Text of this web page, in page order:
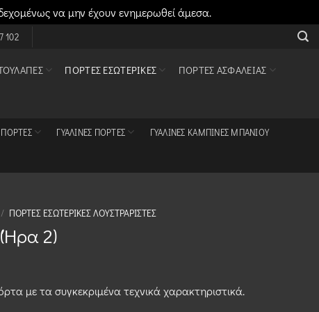
να μην έχουν ενημερωθεί άμεσα.
102
ΠΌΡΤΕΣ ΕΣΩΤΕΡΙΚΈΣ ΠΌΡΤΕΣ ΑΣΦΑΛΕΊΑΣ
ΠΌΡΤΕΣ ΓΥΆΛΙΝΕΣ ΠΌΡΤΕΣ ΓΥΆΛΙΝΕΣ ΚΑΜΠΊΝΕΣ ΜΠΆΝΙΟΥ
/ ΠΌΡΤΕΣ ΕΣΩΤΕΡΙΚΈΣ ΛΟΥΣΤΡΑΡΙΣΤΈΣ
2)
με τα συγκεκριμένα τεχνικά χαρακτηριστικά.